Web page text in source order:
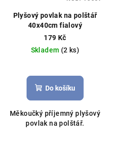
Plyšový povlak na polštář
40x40cm fialový
179 Kč
Skladem (2 ks)
hodnocení
produktu
z
5
Do košíku
Měkoučký příjemný plyšový
povlak na polštář.